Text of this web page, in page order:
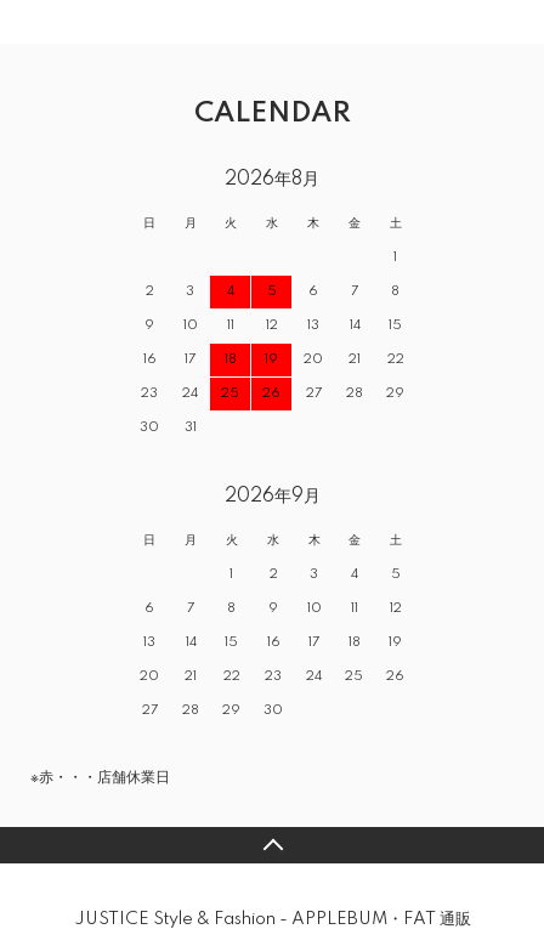
CALENDAR
2026年8月
日 月 火 水 木 金 土
1
2 3 4 5 6 7 8
9 10 11 12 13 14 15
16 17 18 19 20 21 22
23 24 25 26 27 28 29
30 31
2026年9月
日 月 火 水 木 金 土
1 2 3 4 5
6 7 8 9 10 11 12
13 14 15 16 17 18 19
20 21 22 23 24 25 26
27 28 29 30
※赤・・・店舗休業日
JUSTICE Style & Fashion - APPLEBUM・FAT 通販